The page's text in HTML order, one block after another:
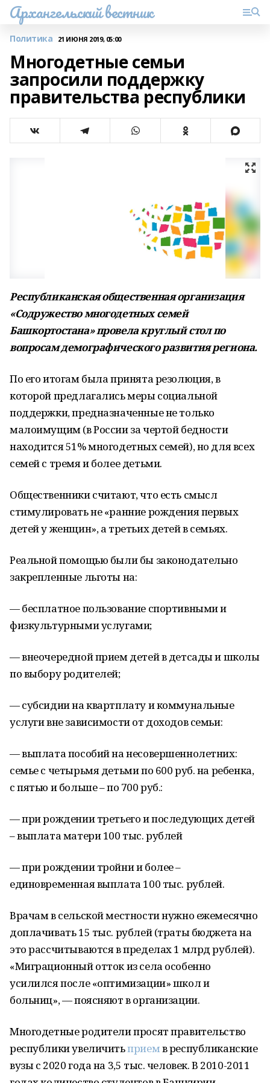
Архангельский вестник
Политика 21 ИЮНЯ 2019, 05:00
Многодетные семьи
запросили поддержку
правительства республики
Республиканская общественная организация
«Содружество многодетных семей
Башкортостана» провела круглый стол по
вопросам демографического развития региона.
По его итогам была принята резолюция, в
которой предлагались меры социальной
поддержки, предназначенные не только
малоимущим (в России за чертой бедности
находится 51% многодетных семей), но для всех
семей с тремя и более детьми.
Общественники считают, что есть смысл
стимулировать не «ранние рождения первых
детей у женщин», а третьих детей в семьях.
Реальной помощью были бы законодательно
закрепленные льготы на:
— бесплатное пользование спортивными и
физкультурными услугами;
— внеочередной прием детей в детсады и школы
по выбору родителей;
— субсидии на квартплату и коммунальные
услуги вне зависимости от доходов семьи:
— выплата пособий на несовершеннолетних:
семье с четырьмя детьми по 600 руб. на ребенка,
с пятью и больше – по 700 руб.:
— при рождении третьего и последующих детей
– выплата матери 100 тыс. рублей
— при рождении тройни и более –
единовременная выплата 100 тыс. рублей.
Врачам в сельской местности нужно ежемесячно
доплачивать 15 тыс. рублей (траты бюджета на
это рассчитываются в пределах 1 млрд рублей).
«Миграционный отток из села особенно
усилился после «оптимизации» школ и
больниц», — поясняют в организации.
Многодетные родители просят правительство
республики увеличитьприемв республиканские
вузы с 2020 года на 3,5 тыс. человек. В 2010-2011